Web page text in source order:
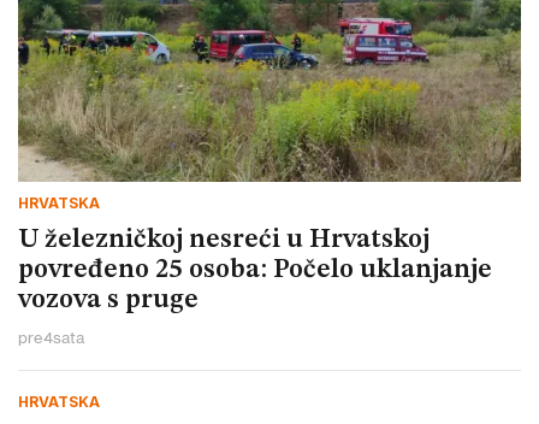
HRVATSKA
U železničkoj nesreći u Hrvatskoj
povređeno 25 osoba: Počelo uklanjanje
vozova s pruge
pre4sata
HRVATSKA